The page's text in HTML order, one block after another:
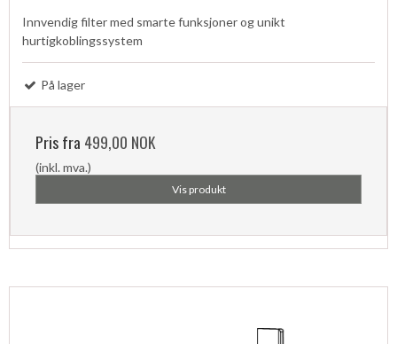
Innvendig filter med smarte funksjoner og unikt
hurtigkoblingssystem
På lager
Pris fra 499,00 NOK
(inkl. mva.)
Vis produkt